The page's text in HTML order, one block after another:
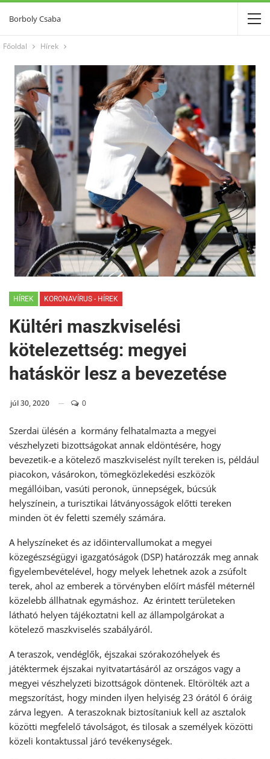
Borboly Csaba
Főoldal Hírek
HÍREK KORONAVÍRUS - HÍREK
Kültéri maszkviselési
kötelezettség: megyei
hatáskör lesz a bevezetése
júl 30, 2020 0
Szerdai ülésén a kormány felhatalmazta a megyei
vészhelyzeti bizottságokat annak eldöntésére, hogy
bevezetik-e a kötelező maszkviselést nyílt tereken is, például
piacokon, vásárokon, tömegközlekedési eszközök
megállóiban, vasúti peronok, ünnepségek, búcsúk
helyszínein, a turisztikai látványosságok előtti tereken
minden öt év feletti személy számára.
A helyszíneket és az időintervallumokat a megyei
közegészségügyi igazgatóságok (DSP) határozzák meg annak
figyelembevételével, hogy melyek lehetnek azok a zsúfolt
terek, ahol az emberek a törvényben előírt másfél méternél
közelebb állhatnak egymáshoz. Az érintett területeken
látható helyen tájékoztatni kell az állampolgárokat a
kötelező maszkviselés szabályáról.
A teraszok, vendéglők, éjszakai szórakozóhelyek és
játéktermek éjszakai nyitvatartásáról az országos vagy a
megyei vészhelyzeti bizottságok döntenek. Eltörölték azt a
megszorítást, hogy minden ilyen helyiség 23 órától 6 óráig
zárva legyen. A teraszoknak biztosítaniuk kell az asztalok
közötti megfelelő távolságot, és tilosak a személyek közötti
közeli kontaktussal járó tevékenységek.